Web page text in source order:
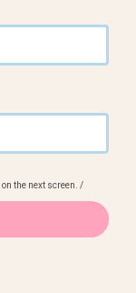
the next screen. /